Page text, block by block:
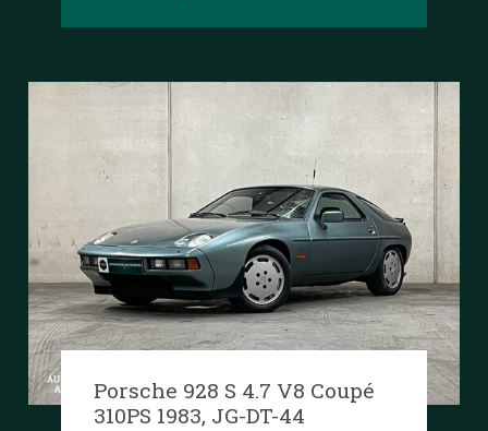
Porsche 928 S 4.7 V8 Coupé
310PS 1983, JG-DT-44